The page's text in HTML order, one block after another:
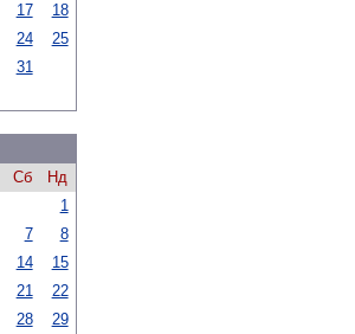
17
18
24
25
31
Сб
Нд
1
7
8
14
15
21
22
28
29